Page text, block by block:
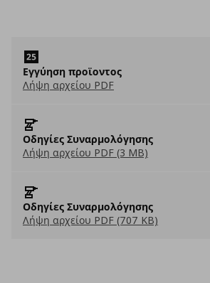
Εγγύηση προϊοντος
Λήψη αρχείου PDF
Οδηγίες Συναρμολόγησης
Λήψη αρχείου PDF (3 MB)
Οδηγίες Συναρμολόγησης
Λήψη αρχείου PDF (707 KB)